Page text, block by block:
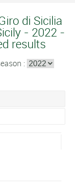
di Sicilia
- 2022 -
results
: